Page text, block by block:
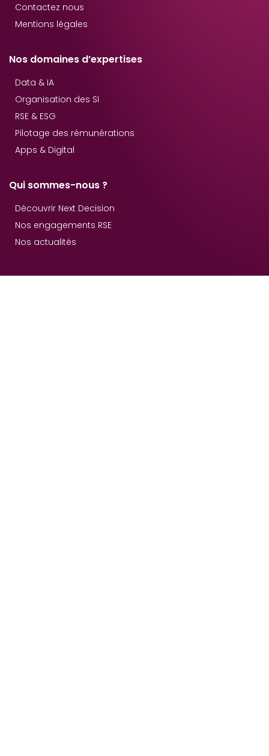
Contactez nous
Mentions légales
Nos domaines d’expertises
Data & IA
Organisation des SI
RSE & ESG
Pilotage des rémunérations
Apps & Digital
Qui sommes-nous ?
Découvrir Next Decision
Nos engagements RSE
Nos actualités